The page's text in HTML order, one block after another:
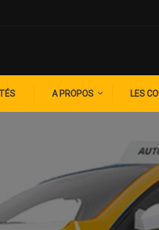
A PROPOS LES